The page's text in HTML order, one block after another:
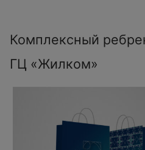
Комплексный
ГЦ «Жилком»